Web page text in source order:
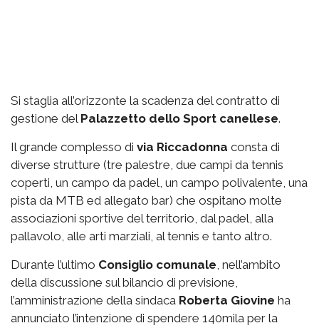
Si staglia all’orizzonte la scadenza del contratto di
gestione del Palazzetto dello Sport canellese.
Il grande complesso di via Riccadonna consta di
diverse strutture (tre palestre, due campi da tennis
coperti, un campo da padel, un campo polivalente, una
pista da MTB ed allegato bar) che ospitano molte
associazioni sportive del territorio, dal padel, alla
pallavolo, alle arti marziali, al tennis e tanto altro.
Durante l’ultimo Consiglio comunale, nell’ambito
della discussione sul bilancio di previsione,
l’amministrazione della sindaca Roberta Giovine ha
annunciato l’intenzione di spendere 140mila per la